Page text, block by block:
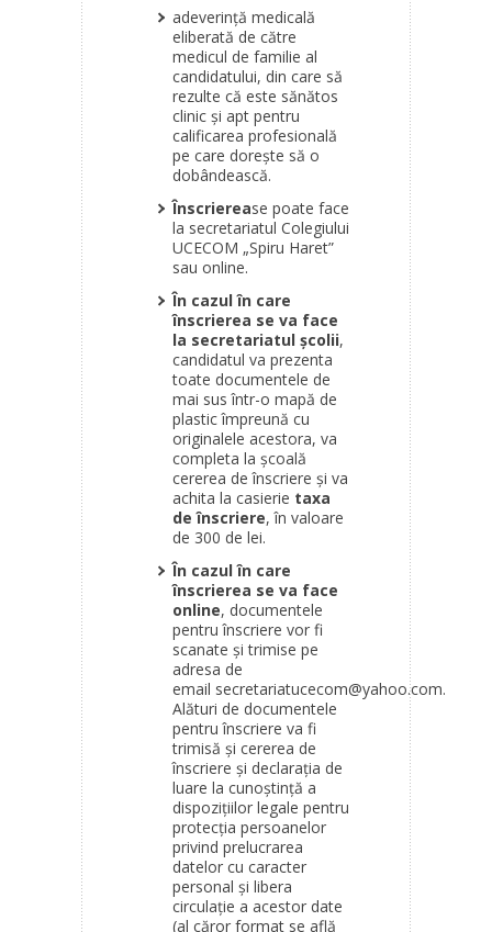
adeverinţă medicală
eliberată de către
medicul de familie al
candidatului, din care să
rezulte că este sănătos
clinic şi apt pentru
calificarea profesională
pe care doreşte să o
dobândească.
Înscrierease poate face
la secretariatul Colegiului
UCECOM „Spiru Haret”
sau online.
În cazul în care
înscrierea se va face
la secretariatul școlii,
candidatul va prezenta
toate documentele de
mai sus într-o mapă de
plastic împreună cu
originalele acestora, va
completa la școală
cererea de înscriere și va
achita la casierie taxa
de înscriere, în valoare
de 300 de lei.
În cazul în care
înscrierea se va face
online, documentele
pentru înscriere vor fi
scanate și trimise pe
adresa de
email secretariatucecom@yahoo.com.
Alături de documentele
pentru înscriere va fi
trimisă și cererea de
înscriere și declarația de
luare la cunoştinţă a
dispoziţiilor legale pentru
protecţia persoanelor
privind prelucrarea
datelor cu caracter
personal şi libera
circulaţie a acestor date
(al căror format se află